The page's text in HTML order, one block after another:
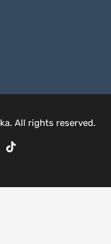
All rights reserved.